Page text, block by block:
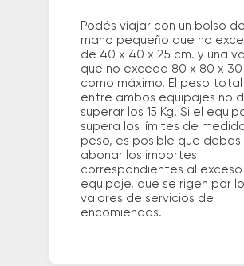
Podés viajar con un bolso de
mano pequeño que no
de 40 x 40 x 25 cm. y una
que no exceda 80 x 80 x 30
como máximo. El peso total
entre ambos equipajes no
superar los 15 Kg. Si el
supera los límites de
peso, es posible que debas
abonar los importes
correspondientes al
equipaje, que se rigen por
valores de servicios de
encomiendas.